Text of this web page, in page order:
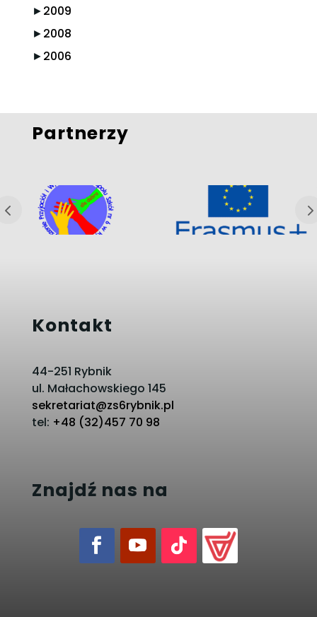
►2009
►2008
►2006
Partnerzy
Kontakt
44-251 Rybnik
ul. Małachowskiego 145
sekretariat@zs6rybnik.pl
tel: +48 (32)457 70 98
Znajdź nas na